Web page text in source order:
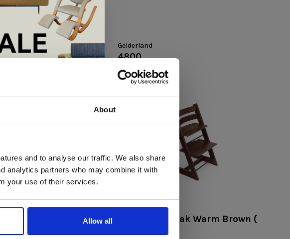
About
and to analyse our traffic. We also share
analytics partners who may combine it with
your use of their services.
Allow all
Wol
Gelderland
4800
€3.115,00
Heather Mauve
Stokke
Tripp Trapp Oak Warm Brown (
is gestart!
van
showroommodellen
zijn nu extra voordelig
wens samen te stellen,
Snip Wonen+ mag